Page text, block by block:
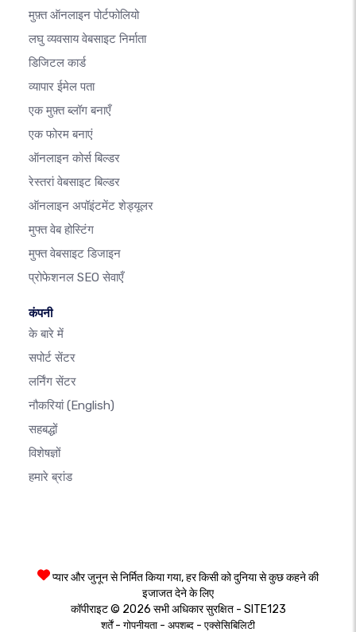
मुफ़्त ऑनलाइन पोर्टफोलियो
लघु व्यवसाय वेबसाइट निर्माता
डिजिटल कार्ड
व्यापार ईमेल पता
एक मुफ़्त ब्लॉग बनाएँ
एक फोरम बनाएं
ऑनलाइन कोर्स बिल्डर
रेस्तरां वेबसाइट बिल्डर
ऑनलाइन अपॉइंटमेंट शेड्यूलर
मुफ्त वेब होस्टिंग
मुफ्त वेबसाइट डिजाइन
प्रोफेशनल SEO सेवाएँ
कंपनी
के बारे में
सपोर्ट सेंटर
लर्निंग सेंटर
नौकरियां(English)
सहबद्धों
विशेषज्ञों
हमारे ब्रांड
प्यार और जुनून से निर्मित किया गया, हर किसी को दुनिया से कुछ कहने की
इजाजत देने के लिए
कॉपीराइट © 2026 सभी अधिकार सुरक्षित - SITE123
शर्तें-गोपनीयता - अपशब्द -एक्सेसिबिलिटी